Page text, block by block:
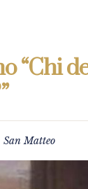
“Chi
San Matteo